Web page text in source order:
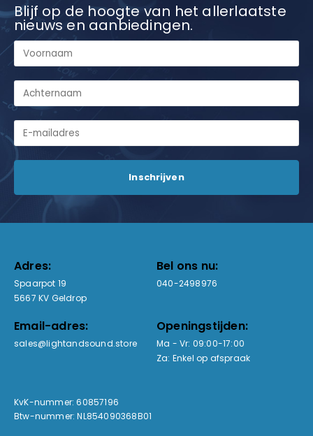
Blijf op de hoogte van het allerlaatste
nieuws en aanbiedingen.
Adres:
Spaarpot 19
5667 KV Geldrop
Bel ons nu:
040-2498976
Email-adres:
sales@lightandsound.store
Openingstijden:
Ma - Vr: 09:00-17:00
Za: Enkel op afspraak
KvK-nummer: 60857196
Btw-nummer: NL854090368B01